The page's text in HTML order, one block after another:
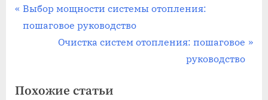
Навигация
П
р
д
Выбор мощности системы отопления:
пошаговое руководство
С
д
Очистка систем отопления: пошаговое
руководство
Похожие статьи